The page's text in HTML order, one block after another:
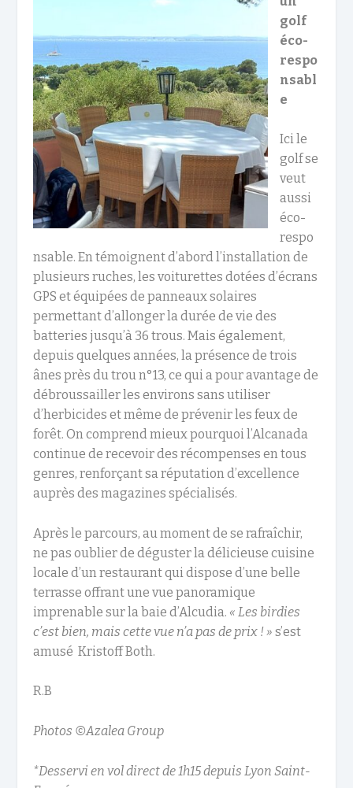
golf
éco-
respo
nsabl
e
Ici le
golf se
veut
aussi
éco-
respo
nsable. En témoignent d’abord l’installation de
plusieurs ruches, les voiturettes dotées d’écrans
GPS et équipées de panneaux solaires
permettant d’allonger la durée de vie des
batteries jusqu’à 36 trous. Mais également,
depuis quelques années, la présence de trois
ânes près du trou n°13, ce qui a pour avantage de
débroussailler les environs sans utiliser
d’herbicides et même de prévenir les feux de
forêt. On comprend mieux pourquoi l’Alcanada
continue de recevoir des récompenses en tous
genres, renforçant sa réputation d’excellence
auprès des magazines spécialisés.
Après le parcours, au moment de se rafraîchir,
ne pas oublier de déguster la délicieuse cuisine
locale d’un restaurant qui dispose d’une belle
terrasse offrant une vue panoramique
imprenable sur la baie d’Alcudia. « Les birdies
c’est bien, mais cette vue n’a pas de prix ! » s’est
amusé Kristoff Both.
R.B
Photos ©Azalea Group
*Desservi en vol direct de 1h15 depuis Lyon Saint-